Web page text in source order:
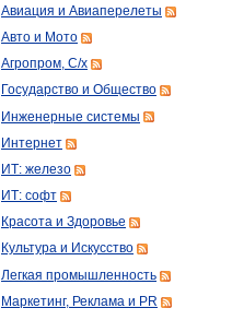
Авиация и Авиаперелеты
Авто и Мото
Агропром, С/х
Государство и Общество
Инженерные системы
Интернет
ИТ: железо
ИТ: софт
Красота и Здоровье
Культура и Искусство
Легкая промышленность
Маркетинг, Реклама и PR